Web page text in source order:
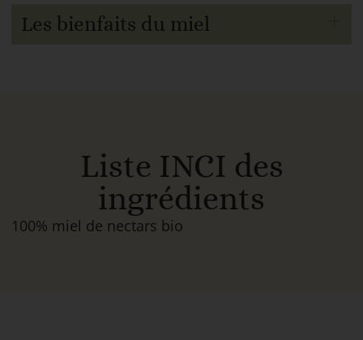
Les bienfaits du miel
Liste INCI des
ingrédients
100% miel de nectars bio